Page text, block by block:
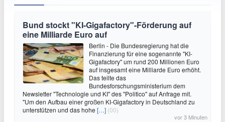
Bund stockt "KI-Gigafactory"-Förderung auf
eine Milliarde Euro auf
Berlin - Die Bundesregierung hat die
Finanzierung für eine sogenannte "KI-
Gigafactory" um rund 200 Millionen Euro
auf insgesamt eine Milliarde Euro erhöht.
Das teilte das
Bundesforschungsministerium dem
Newsletter "Technologie und KI" des "Politico" auf Anfrage mit.
"Um den Aufbau einer großen KI-Gigafactory in Deutschland zu
unterstützen und das hohe […] (00)
vor 3 Minuten